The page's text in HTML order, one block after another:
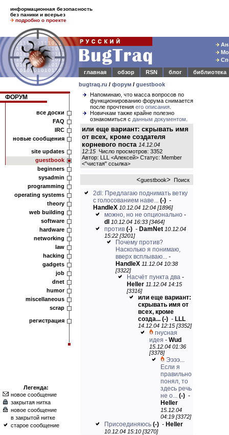
информационная безопасность
без паники и всерьез
подробно о проекте
главная
обзор RSN блог
библиотека
bugtraq.ru / форум / guestbook
ФОРУМ
все доски
FAQ
IRC
новые сообщения
site updates
guestbook
beginners
sysadmin
programming
operating systems
theory
web building
software
hardware
networking
law
hacking
gadgets
job
dnet
humor
miscellaneous
scrap
регистрация
Легенда:
новое сообщение
закрытая нитка
новое сообщение
в закрытой нитке
старое сообщение
Напоминаю, что масса вопросов по
функционированию форума снимается
после прочтения его описания
Новичкам также крайне полезно
ознакомиться с данным документом
или еще вариант: скрывать имя
от всех, кроме создателя
корневого поста 14.12.04
12:15 Число просмотров: 3352
Автор: LLL <Алексей> Статус: Member
<"чистая" ссылка>
<guestbook> Поиск
2dl: Предлагаю поднимать ветку
с голосованием наве... (-) -
HandleX 10.12.04 12:04 [1896]
можно, но не опционально -
dl
10.12.04 16:33 [3464]
против (-) - DamNet 10.12.04
15:22 [3201]
Почему против?
Насколько я понимаю,
вверх всплываю... -
HandleX 11.12.04 10:38
[3322]
Насчёт пункта два -
Heller 11.12.04 14:15
[3316]
или еще вариант:
скрывать имя от
всех, кроме
созда... (-) - LLL
14.12.04 12:15 [3352]
гнусная
идея - Wud
15.12.04 01:36
[3378]
Ээээ...
Если я
правильно
понял, то
здесь речь
не о... (-) -
Heller
15.12.04
04:19 [3372]
Присоединяюсь (-) - Heller
10.12.04 15:10 [3270]